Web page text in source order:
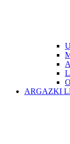
ARGAZKI